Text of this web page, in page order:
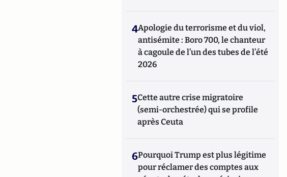
4Apologie du terrorisme et du viol,
antisémite : Boro 700, le chanteur
à cagoule de l’un des tubes de l’été
2026
5Cette autre crise migratoire
(semi-orchestrée) qui se profile
après Ceuta
6Pourquoi Trump est plus légitime
pour réclamer des comptes aux